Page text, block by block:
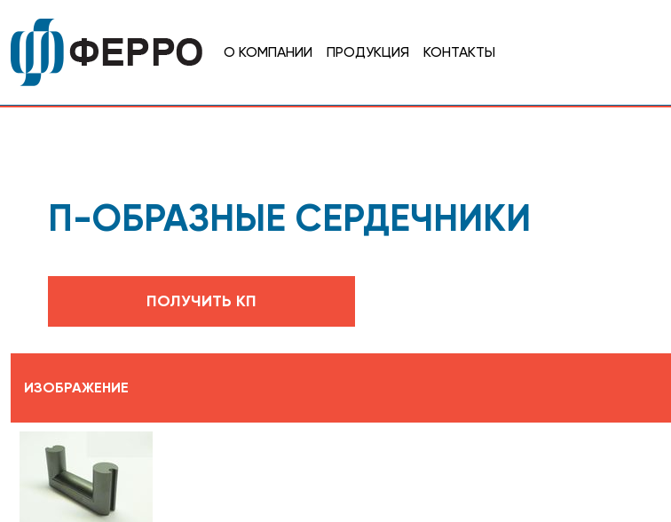
О КОМПАНИИ ПРОДУКЦИЯ КОНТАКТЫ
П-ОБРАЗНЫЕ СЕРДЕЧНИКИ
ПОЛУЧИТЬ КП
ИЗОБРАЖЕНИЕ